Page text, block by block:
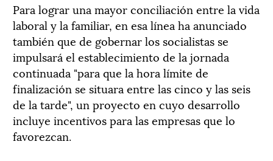
Para lograr una mayor conciliación entre la vida
laboral y la familiar, en esa línea ha anunciado
también que de gobernar los socialistas se
impulsará el establecimiento de la jornada
continuada "para que la hora límite de
finalización se situara entre las cinco y las seis
de la tarde", un proyecto en cuyo desarrollo
incluye incentivos para las empresas que lo
favorezcan.